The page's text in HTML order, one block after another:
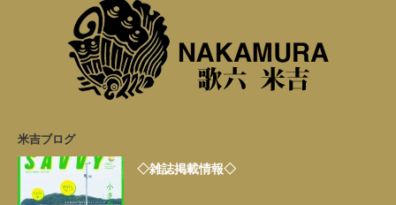
米吉ブログ
◇雑誌掲載情報◇